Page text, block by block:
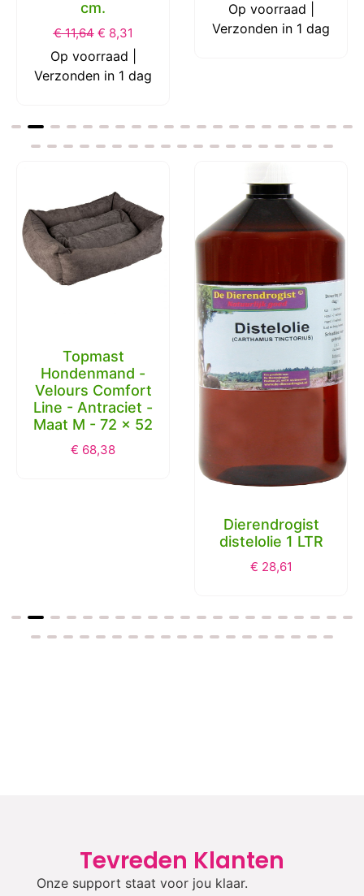
cm.
€11,64 € 8,31
Op voorraad |
Verzonden in 1 dag
Op voorraad |
Verzonden in 1 dag
Topmast
Hondenmand -
Velours Comfort
Line - Antraciet -
Maat M - 72 x 52
€ 68,38
Dierendrogist
distelolie 1 LTR
€ 28,61
Tevreden Klanten
Onze support staat voor jou klaar.